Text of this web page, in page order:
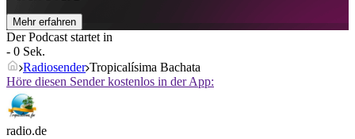
Mehr erfahren
Der Podcast startet in
- 0 Sek.
Radiosender Tropicalísima Bachata
Höre diesen Sender kostenlos in der App:
radio.de